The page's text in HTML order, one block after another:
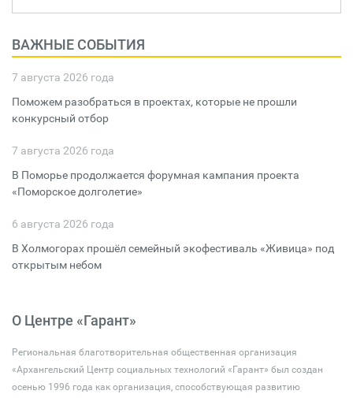
ВАЖНЫЕ СОБЫТИЯ
7 августа 2026 года
Поможем разобраться в проектах, которые не прошли
конкурсный отбор
7 августа 2026 года
В Поморье продолжается форумная кампания проекта
«Поморское долголетие»
6 августа 2026 года
В Холмогорах прошёл семейный экофестиваль «Живица» под
открытым небом
О Центре «Гарант»
Региональная благотворительная общественная организация
«Архангельский Центр социальных технологий «Гарант» был создан
осенью 1996 года как организация, способствующая развитию